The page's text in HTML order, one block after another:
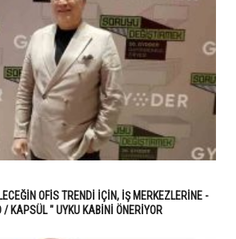
OFİS TRENDİ İÇİN, İŞ MERKEZLERİNE -
/ KAPSÜL " UYKU KABİNİ ÖNERİYOR